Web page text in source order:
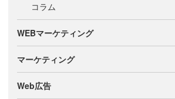
コラム
WEBマーケティング
マーケティング
Web広告